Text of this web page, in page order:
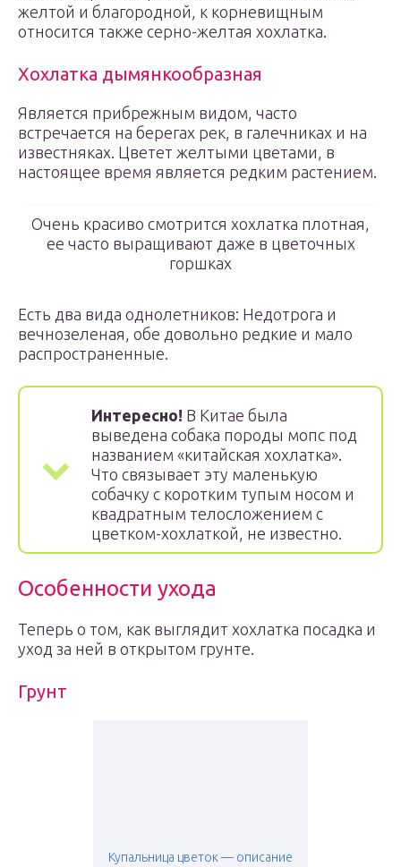
желтой и благородной, к корневищным
относится также серно-желтая хохлатка.
Хохлатка дымянкообразная
Является прибрежным видом, часто
встречается на берегах рек, в галечниках и на
известняках. Цветет желтыми цветами, в
настоящее время является редким растением.
Очень красиво смотрится хохлатка плотная,
ее часто выращивают даже в цветочных
горшках
Есть два вида однолетников: Недотрога и
вечнозеленая, обе довольно редкие и мало
распространенные.
Интересно! В Китае была
выведена собака породы мопс под
названием «китайская хохлатка».
Что связывает эту маленькую
собачку с коротким тупым носом и
квадратным телосложением с
цветком-хохлаткой, не известно.
Особенности ухода
Теперь о том, как выглядит хохлатка посадка и
уход за ней в открытом грунте.
Грунт
Купальница цветок — описание